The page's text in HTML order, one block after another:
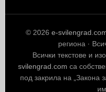
© 2026e-
региона ·
Всички текстове и
svilengrad.com са
под закрила на „Закона